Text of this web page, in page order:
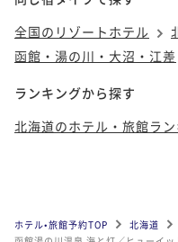
全国のリゾートホテル
函館・湯の川・大沼・江差
ランキングから探す
北海道のホテル・旅館ラ
ホテル•旅館予約TOP 北海道